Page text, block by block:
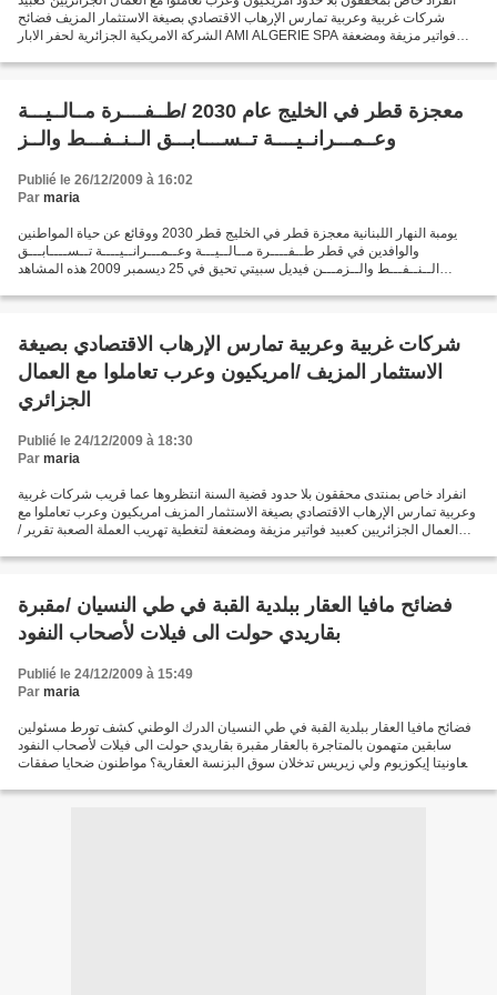
شركات غربية وعربية تمارس الإرهاب الاقتصادي بصيغة الاستثمار المزيف فضائح
الشركة الامريكية الجزائرية لحفر الابار AMI ALGERIE SPA فواتير مزيفة ومضعفة
معجزة قطر في الخليج عام 2030 /طــفــــرة مــالــيـــة
وعــمـــرانــيــــة تــســــابـــق الــنــفـــط والــز
Publié le 26/12/2009 à 16:02
Par maria
يومبة النهار اللبنانية معجزة قطر في الخليج قطر 2030 ووقائع عن حياة المواطنين
والوافدين في قطر طــفــــرة مــالــيـــة وعــمـــرانــيــــة تــســــابـــق
الــنــفـــط والــزمـــن فيديل سبيتي تحيق في 25 ديسمبر 2009 هذه المشاهد
شركات غربية وعربية تمارس الإرهاب الاقتصادي بصيغة
الاستثمار المزيف /امريكيون وعرب تعاملوا مع العمال
الجزائري
Publié le 24/12/2009 à 18:30
Par maria
انفراد خاص بمنتدى محققون بلا حدود قضية السنة انتظروها عما قريب شركات غربية
وعربية تمارس الإرهاب الاقتصادي بصيغة الاستثمار المزيف امريكيون وعرب تعاملوا مع
العمال الجزائريين كعبيد فواتير مزيفة ومضعفة لتغطية تهريب العملة الصعبة تقرير /
فضائح مافيا العقار ببلدية القبة في طي النسيان /مقبرة
بقاريدي حولت الى فيلات لأصحاب النفود
Publié le 24/12/2009 à 15:49
Par maria
فضائح مافيا العقار ببلدية القبة في طي النسيان الدرك الوطني كشف تورط مسئولين
سابقين متهمون بالمتاجرة بالعقار مقبرة بقاريدي حولت الى فيلات لأصحاب النفود
تعاونيتا إيكوزيوم ولي زيريس تدخلان سوق البزنسة العقارية؟ مواطنون ضحايا صفقات